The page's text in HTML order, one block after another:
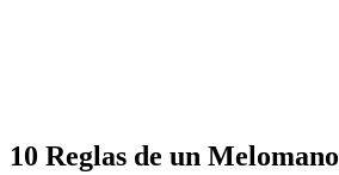
10 Reglas de un Melomano